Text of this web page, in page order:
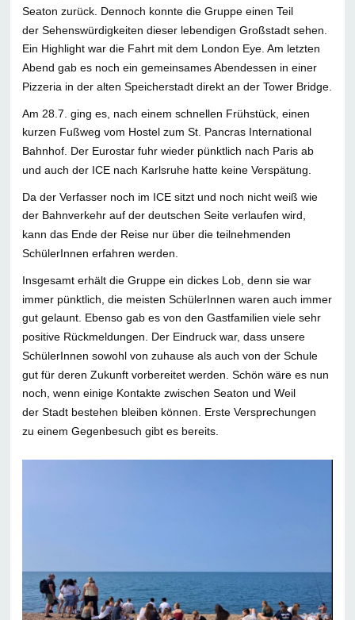
Seaton zurück. Dennoch konnte die Gruppe einen Teil
der Sehenswürdigkeiten dieser lebendigen Großstadt sehen.
Ein Highlight war die Fahrt mit dem London Eye. Am letzten
Abend gab es noch ein gemeinsames Abendessen in einer
Pizzeria in der alten Speicherstadt direkt an der Tower Bridge.
Am 28.7. ging es, nach einem schnellen Frühstück, einen
kurzen Fußweg vom Hostel zum St. Pancras International
Bahnhof. Der Eurostar fuhr wieder pünktlich nach Paris ab
und auch der ICE nach Karlsruhe hatte keine Verspätung.
Da der Verfasser noch im ICE sitzt und noch nicht weiß wie
der Bahnverkehr auf der deutschen Seite verlaufen wird,
kann das Ende der Reise nur über die teilnehmenden
SchülerInnen erfahren werden.
Insgesamt erhält die Gruppe ein dickes Lob, denn sie war
immer pünktlich, die meisten SchülerInnen waren auch immer
gut gelaunt. Ebenso gab es von den Gastfamilien viele sehr
positive Rückmeldungen. Der Eindruck war, dass unsere
SchülerInnen sowohl von zuhause als auch von der Schule
gut für deren Zukunft vorbereitet werden. Schön wäre es nun
noch, wenn einige Kontakte zwischen Seaton und Weil
der Stadt bestehen bleiben können. Erste Versprechungen
zu einem Gegenbesuch gibt es bereits.